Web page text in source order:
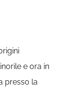
e ora in
presso la